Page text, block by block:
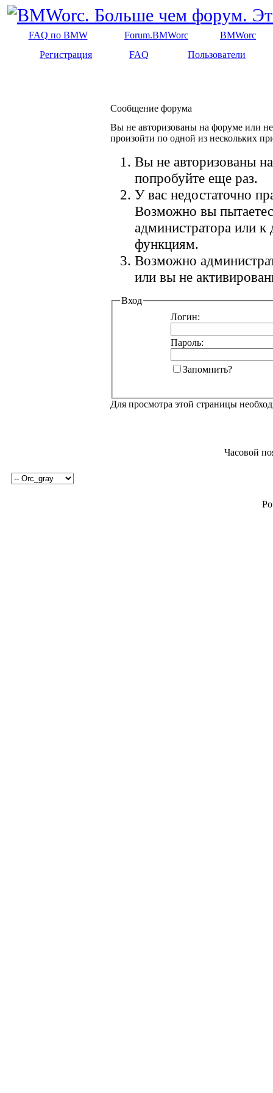
FAQ по BMW Forum.BMWorc
BMWorc
Регистрация
FAQ Пользователи
Сообщение форума
Вы не авторизованы на форуме или
произойти по одной из нескольких
Вы не авторизованы
попробуйте еще раз.
У вас недостаточно
Возможно вы
администратора или
функциям.
Возможно
или вы не
Вход
Логин:
Пароль:
Запомнить?
Для просмотра этой страницы
Часовой